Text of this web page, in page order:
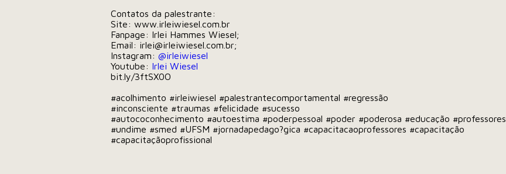
Contatos da palestrante:
Site:www.irleiwiesel.com.br
Fanpage: Irlei Hammes Wiesel;
Email: irlei@irleiwiesel.com.br;
Instagram:@irleiwiesel
Youtube: Irlei Wiesel
bit.ly/3ftSX0O
#acolhimento #irleiwiesel #palestrantecomportamental #regressão
#inconsciente #traumas #felicidade #sucesso
#autococonhecimento #autoestima #poderpessoal #poder #poderosa #educação #professores
#undime #smed #UFSM #jornadapedago?gica #capacitacaoprofessores #capacitação
#capacitaçãoprofissional